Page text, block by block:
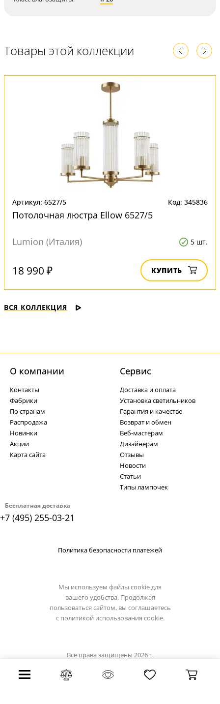
Товары этой коллекции
Артикул: 6527/5 Код: 345836
Потолочная люстра Ellow 6527/5
Lumion (Италия) 5 шт.
18 990 ₽ КУПИТЬ
ВСЯ КОЛЛЕКЦИЯ
Бесплатная доставка
+7 (495) 255-03-21
О компании
Контакты
Фабрики
По странам
Распродажа
Новинки
Акции
Карта сайта
Cервис
Доставка и оплата
Установка светильников
Гарантия и качество
Возврат и обмен
Веб-мастерам
Дизайнерам
Отзывы
Новости
Статьи
Типы лампочек
Политика безопасности платежей
Мы используем файлы cookie для
вашего удобства. Продолжая
пользоваться сайтом, вы соглашаетесь
с политикой использования cookie.
Все права защищены 2026 г.